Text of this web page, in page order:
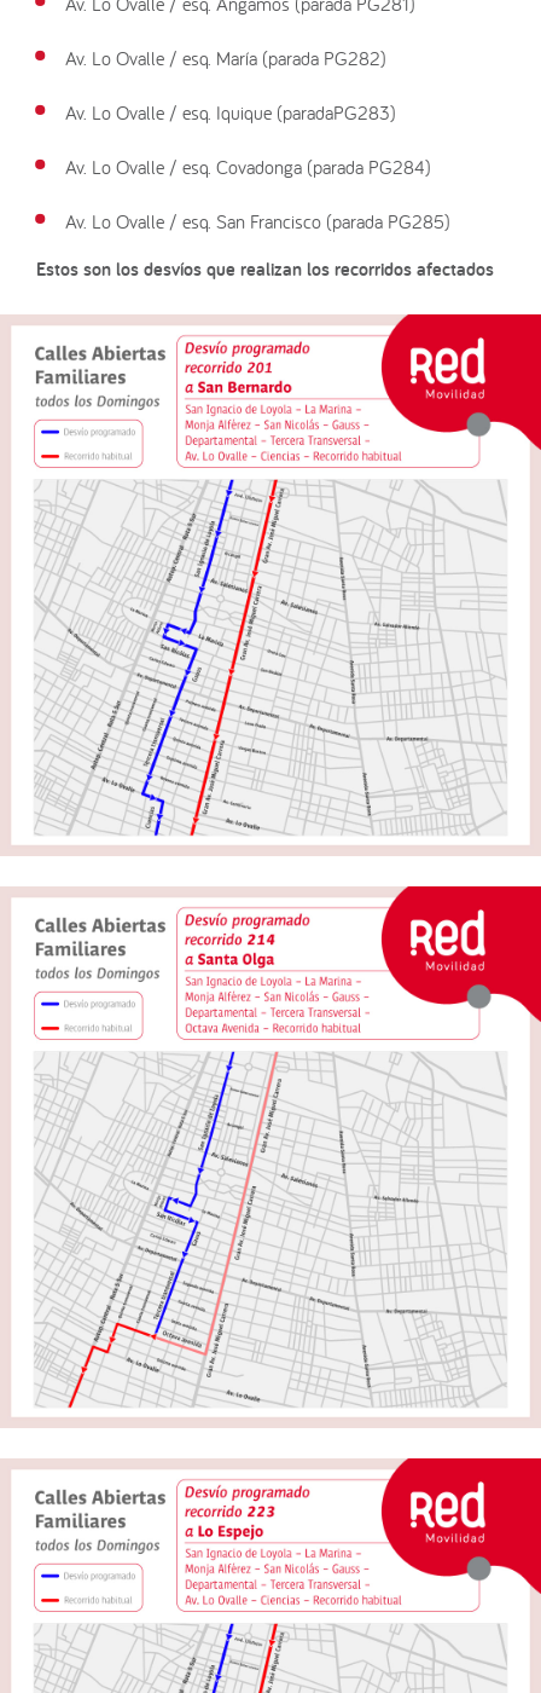
Av. Lo Ovalle / esq. María (parada PG282)
Av. Lo Ovalle / esq. Iquique (paradaPG283)
Av. Lo Ovalle / esq. Covadonga (parada PG284)
Av. Lo Ovalle / esq. San Francisco (parada PG285)
Estos son los desvíos que realizan los recorridos afectados